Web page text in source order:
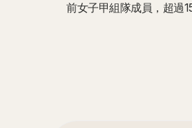
前女子甲組隊成員，超過